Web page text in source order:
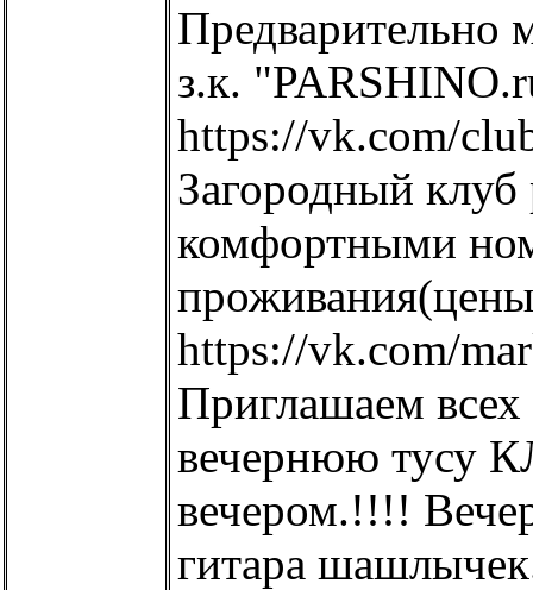
Предварительно
з.к.
https://vk.com/
Загородный клуб
комфортными
https://vk.com/
Приглашаем всех
вечернюю тусу
вечером.!!!!
гитара